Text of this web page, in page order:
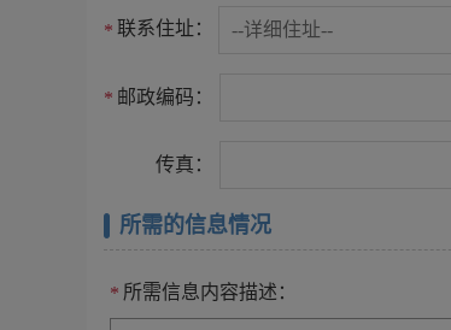
* 联系住址：
* 邮政编码：
传真：
所需的信息情况
* 所需信息内容描述：